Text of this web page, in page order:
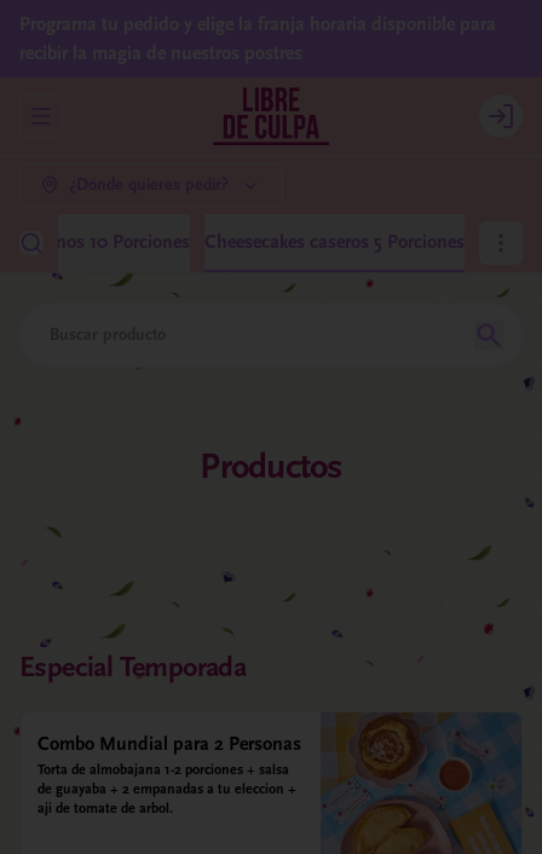
Login
Medianos 10 Porciones Cheesecakes caseros 5 Porciones
Productos
Especial Temporada
Combo Mundial para 2 Personas
Torta de almobajana 1-2 porciones + salsa
de guayaba + 2 empanadas a tu eleccion +
aji de tomate de arbol.